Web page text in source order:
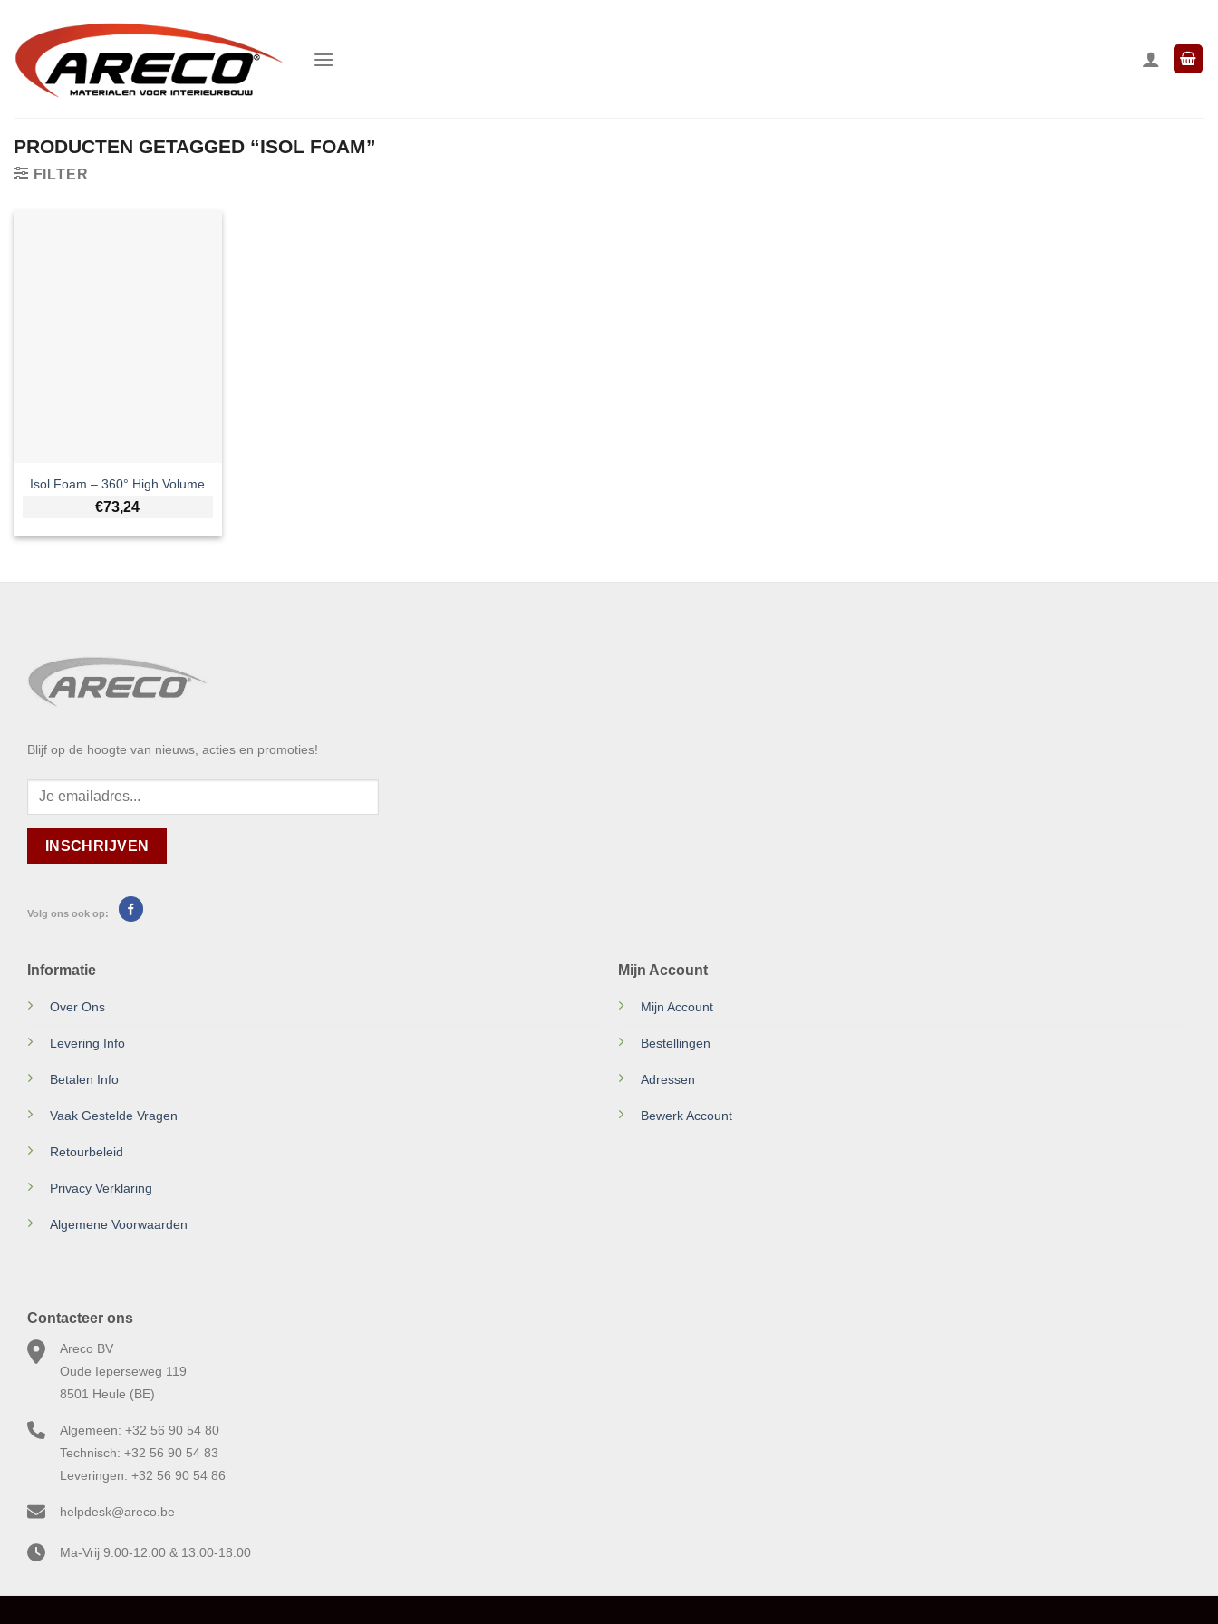
inhoud
PRODUCTEN GETAGGED “ISOL FOAM”
FILTER
Isol Foam – 360° High Volume
€73,24
Blijf op de hoogte van nieuws, acties en promoties!
Volg ons ook op:
Informatie
Over Ons
Levering Info
Betalen Info
Vaak Gestelde Vragen
Retourbeleid
Privacy Verklaring
Algemene Voorwaarden
Mijn Account
Mijn Account
Bestellingen
Adressen
Bewerk Account
Contacteer ons
Areco BV
Oude Ieperseweg 119
8501 Heule (BE)
Algemeen: +32 56 90 54 80
Technisch: +32 56 90 54 83
Leveringen: +32 56 90 54 86
helpdesk@areco.be
Ma-Vrij 9:00-12:00 & 13:00-18:00